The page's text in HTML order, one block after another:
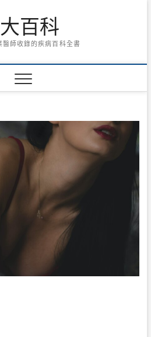
百科
醫師收錄的疾病百科全書